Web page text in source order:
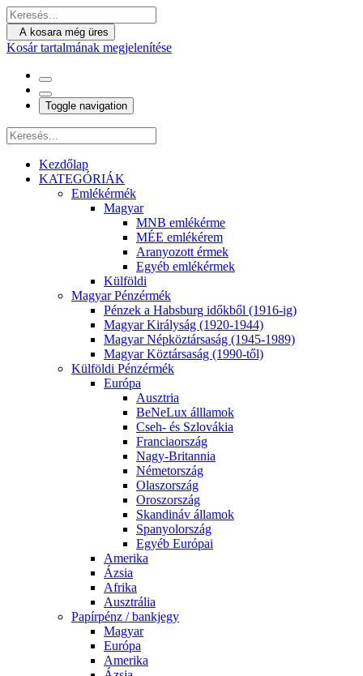
A kosara még üres
Kosár tartalmának megjelenítése
Toggle navigation
Kezdőlap
KATEGÓRIÁK
Emlékérmék
Magyar
MNB emlékérme
MÉE emlékérem
Aranyozott érmek
Egyéb emlékérmek
Külföldi
Magyar Pénzérmék
Pénzek a Habsburg időkből (1916-ig)
Magyar Királyság (1920-1944)
Magyar Népköztársaság (1945-1989)
Magyar Köztársaság (1990-től)
Külföldi Pénzérmék
Európa
Ausztria
BeNeLux álllamok
Cseh- és Szlovákia
Franciaország
Nagy-Britannia
Németország
Olaszország
Oroszország
Skandináv államok
Spanyolország
Egyéb Európai
Amerika
Ázsia
Afrika
Ausztrália
Papírpénz / bankjegy
Magyar
Európa
Amerika